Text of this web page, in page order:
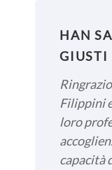
HAN
GIUSTI
Filippini
loro
capacità